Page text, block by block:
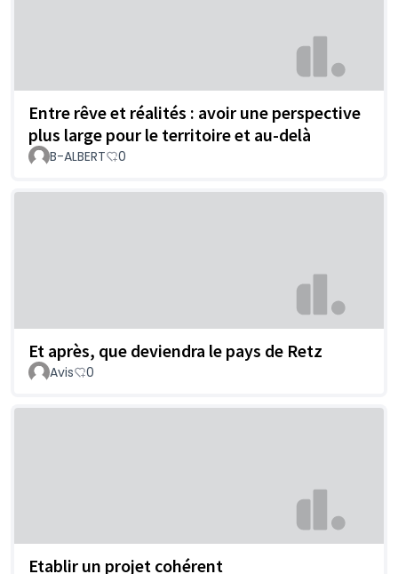
Entre rêve et réalités : avoir une perspective
plus large pour le territoire et au-delà
B-ALBERT 0
Et après, que deviendra le pays de Retz
Avis 0
Etablir un projet cohérent